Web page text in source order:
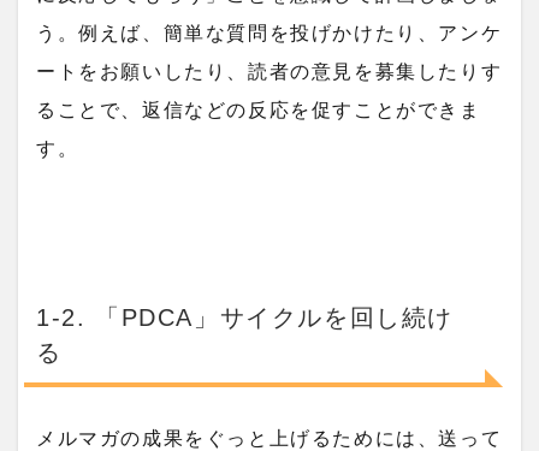
う。例えば、簡単な質問を投げかけたり、アンケ
ートをお願いしたり、読者の意見を募集したりす
ることで、返信などの反応を促すことができま
す。
1-2. 「PDCA」サイクルを回し続け
る
メルマガの成果をぐっと上げるためには、送って